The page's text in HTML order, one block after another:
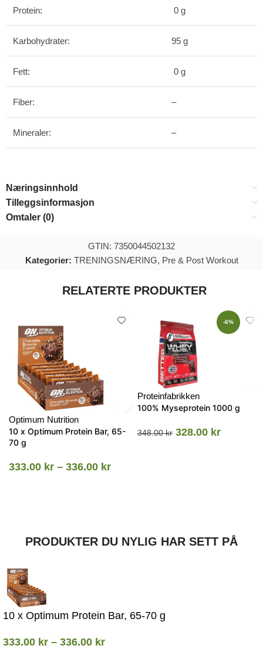
Protein: 0 g
Karbohydrater: 95 g
Fett: 0 g
Fiber: –
Mineraler: –
Næringsinnhold
Tilleggsinformasjon
Omtaler (0)
GTIN: 7350044502132
Kategorier: TRENINGSNÆRING, Pre & Post Workout
RELATERTE PRODUKTER
Optimum Nutrition
10 x Optimum Protein Bar, 65-
70 g
333.00 kr – 336.00 kr
-6%
Proteinfabrikken
100% Myseprotein 1000 g
348.00kr 328.00 kr
PRODUKTER DU NYLIG HAR SETT PÅ
10 x Optimum Protein Bar, 65-70 g
333.00 kr – 336.00 kr